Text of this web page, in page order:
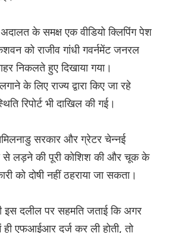
के समक्ष एक वीडियो क्लिपिंग पेश
को राजीव गांधी गवर्नमेंट जनरल
निकलते हुए दिखाया गया।
के लिए राज्य द्वारा किए जा रहे
रिपोर्ट भी दाखिल की गई।
सरकार और ग्रेटर चेन्नई
से लड़ने की पूरी कोशिश की और चूक के
को दोषी नहीं ठहराया जा सकता।
इस दलील पर सहमति जताई कि अगर
ही एफआईआर दर्ज कर ली होती, तो